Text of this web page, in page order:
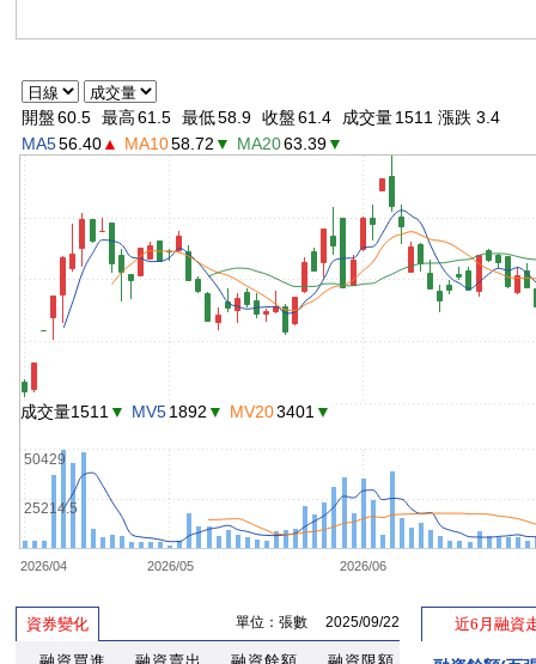
開盤60.5 最高61.5 最低58.9 收盤61.4 成交量1511 漲跌 3.4
MA556.40▲ MA1058.72 ▼ MA2063.39▼
2026/04 2026/05 2026/06
25214.5
50429
成交量1511 ▼ MV51892 ▼ MV203401 ▼
資券變化 單位：張數 2025/09/22 近6月融資